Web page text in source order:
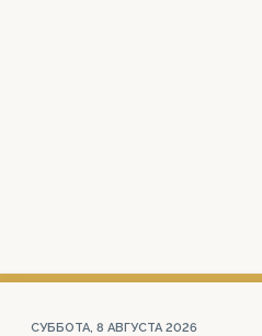
СУББОТА, 8 АВГУСТА 2026